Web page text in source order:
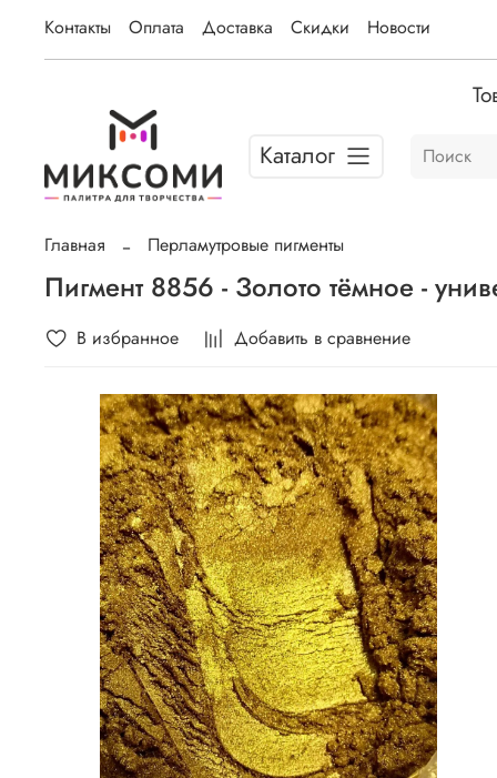
Контакты Оплата Доставка Скидки Новости
Каталог
Главная Перламутровые пигменты
Пигмент 8856 - Золото тёмное -
В избранное Добавить в сравнение